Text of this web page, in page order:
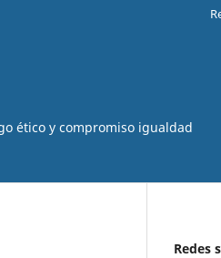
ético y compromiso igualdad
Redes